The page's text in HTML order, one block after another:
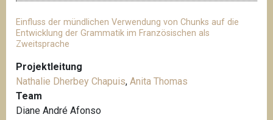
Einfluss der mündlichen Verwendung von Chunks auf die
Entwicklung der Grammatik im Französischen als
Zweitsprache
Projektleitung
Nathalie Dherbey Chapuis, Anita Thomas
Team
Diane André Afonso